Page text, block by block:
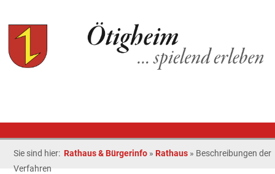
Sie sind hier: Rathaus & Bürgerinfo » Rathaus » Beschreibungen der
Verfahren